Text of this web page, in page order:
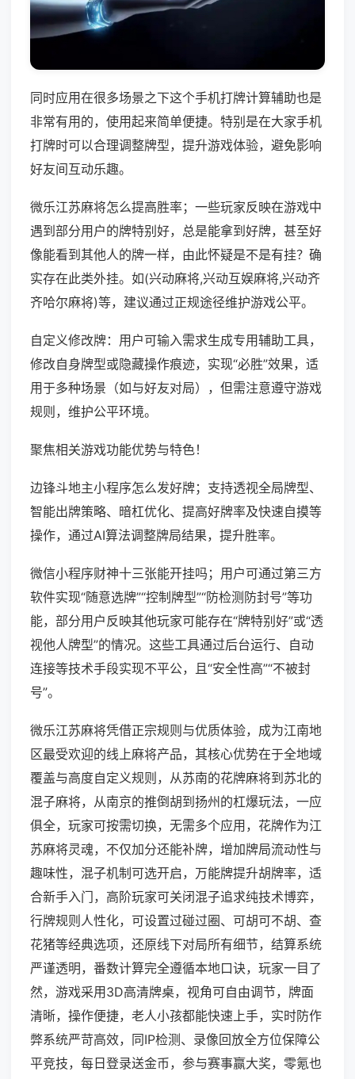
同时应用在很多场景之下这个手机打牌计算辅助也是
非常有用的，使用起来简单便捷。特别是在大家手机
打牌时可以合理调整牌型，提升游戏体验，避免影响
好友间互动乐趣。
微乐江苏麻将怎么提高胜率；一些玩家反映在游戏中
遇到部分用户的牌特别好，总是能拿到好牌，甚至好
像能看到其他人的牌一样，由此怀疑是不是有挂？确
实存在此类外挂。如(兴动麻将,兴动互娱麻将,兴动齐
齐哈尔麻将)等，建议通过正规途径维护游戏公平。
自定义修改牌：用户可输入需求生成专用辅助工具，
修改自身牌型或隐藏操作痕迹，实现“必胜”效果，适
用于多种场景（如与好友对局），但需注意遵守游戏
规则，维护公平环境。
聚焦相关游戏功能优势与特色！
边锋斗地主小程序怎么发好牌；支持透视全局牌型、
智能出牌策略、暗杠优化、提高好牌率及快速自摸等
操作，通过AI算法调整牌局结果，提升胜率。
微信小程序财神十三张能开挂吗；用户可通过第三方
软件实现“随意选牌”“控制牌型”“防检测防封号”等功
能，部分用户反映其他玩家可能存在“牌特别好”或“透
视他人牌型”的情况。这些工具通过后台运行、自动
连接等技术手段实现不平公，且“安全性高”“不被封
号”。
微乐江苏麻将凭借正宗规则与优质体验，成为江南地
区最受欢迎的线上麻将产品，其核心优势在于全地域
覆盖与高度自定义规则，从苏南的花牌麻将到苏北的
混子麻将，从南京的推倒胡到扬州的杠爆玩法，一应
俱全，玩家可按需切换，无需多个应用，花牌作为江
苏麻将灵魂，不仅加分还能补牌，增加牌局流动性与
趣味性，混子机制可选开启，万能牌提升胡牌率，适
合新手入门，高阶玩家可关闭混子追求纯技术博弈，
行牌规则人性化，可设置过碰过圈、可胡可不胡、查
花猪等经典选项，还原线下对局所有细节，结算系统
严谨透明，番数计算完全遵循本地口诀，玩家一目了
然，游戏采用3D高清牌桌，视角可自由调节，牌面
清晰，操作便捷，老人小孩都能快速上手，实时防作
弊系统严苛高效，同IP检测、录像回放全方位保障公
平竞技，每日登录送金币，参与赛事赢大奖，零氪也